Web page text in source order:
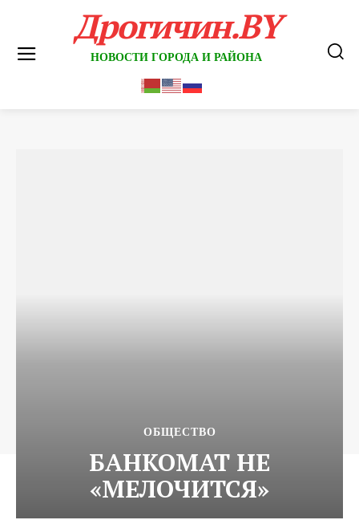
Дрогичин.BY
НОВОСТИ ГОРОДА И РАЙОНА
ОБЩЕСТВО
БАНКОМАТ НЕ
«МЕЛОЧИТСЯ»